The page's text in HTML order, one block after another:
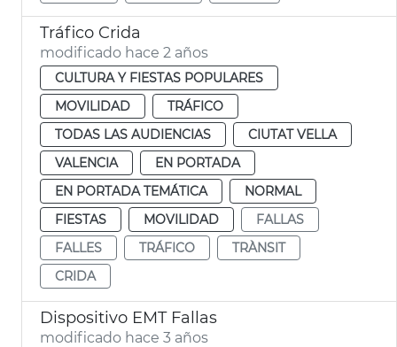
Tráfico Crida
modificado hace 2 años
CULTURA Y FIESTAS POPULARES
MOVILIDAD
TRÁFICO
TODAS LAS AUDIENCIAS
CIUTAT VELLA
VALENCIA
EN PORTADA
EN PORTADA TEMÁTICA
NORMAL
FIESTAS
MOVILIDAD
FALLAS
FALLES
TRÁFICO
TRÀNSIT
CRIDA
Dispositivo EMT Fallas
modificado hace 3 años